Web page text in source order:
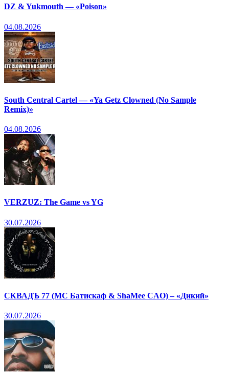
DZ & Yukmouth — «Poison»
04.08.2026
South Central Cartel — «Ya Getz Clowned (No Sample
Remix)»
04.08.2026
VERZUZ: The Game vs YG
30.07.2026
СКВАДЪ 77 (МС Батискаф & ShaMee CAO) – «Дикий»
30.07.2026